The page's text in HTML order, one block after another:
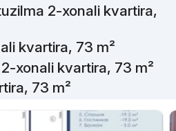
2-xonali kvartira,
kvartira, 73 m²
xonali kvartira, 73 m²
73 m²